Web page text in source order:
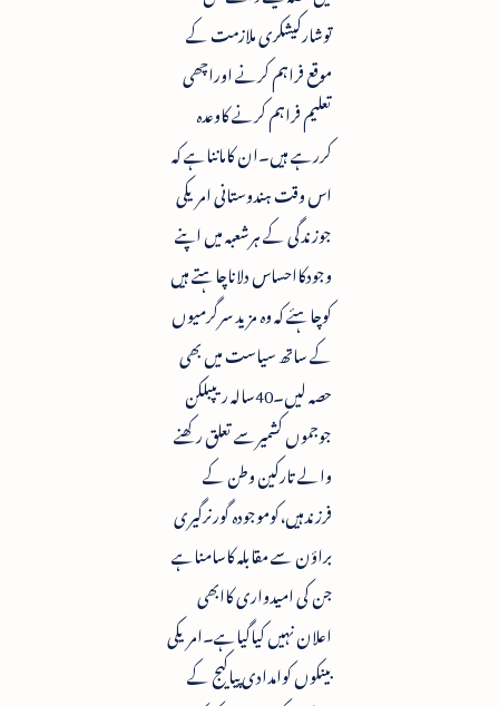
توشارکیشکری ملازمت کے
موقع فراہم کرنے اوراچھی
تعلیم فراہم کرنے کاوعدہ
کررہے ہیں۔ان کامانناہے کہ
اس وقت ہندوستانی امریکی
جوزندگی کے ہرشعبہ میں اپنے
وجودکااحساس دلاناچاہتے ہیں
کوچاہئے کہ وہ مزید سرگرمیوں
کے ساتھ سیاست میں بھی
حصہ لیں۔40سالہ ریپبلکن
جوجموں کشمیرسے تعلق رکھنے
والے تارکین وطن کے
فرزندہیں،کوموجودہ گورنرگیری
براؤن سے مقابلہ کاسامناہے
جن کی امیدواری کاابھی
اعلان نہیں کیاگیاہے۔امریکی
بینکوں کوامدادی پیاکیج کے